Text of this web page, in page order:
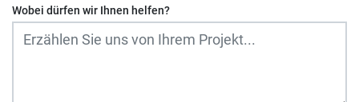
Wobei dürfen wir Ihnen helfen?